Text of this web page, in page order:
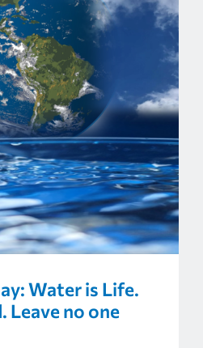
Water is Life.
Leave no one